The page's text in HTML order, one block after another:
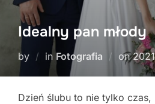
Idealny pan młody
by in Fotografia on
on
Dzień ślubu to nie tylko czas,